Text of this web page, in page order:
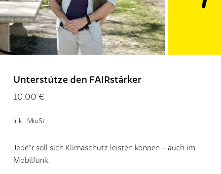
Es befinden sich keine
Unterstütze den FAIRstärker
10,00 €
inkl. MwSt.
Jede*r soll sich Klimaschutz leisten können – auch im
Mobilfunk.